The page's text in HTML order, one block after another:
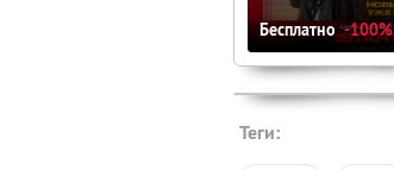
Бесплатно -100%
Теги: